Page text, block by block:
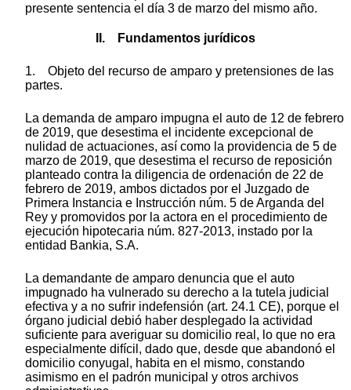
presente sentencia el día 3 de marzo del mismo año.
II. Fundamentos jurídicos
1. Objeto del recurso de amparo y pretensiones de las
partes.
La demanda de amparo impugna el auto de 12 de febrero
de 2019, que desestima el incidente excepcional de
nulidad de actuaciones, así como la providencia de 5 de
marzo de 2019, que desestima el recurso de reposición
planteado contra la diligencia de ordenación de 22 de
febrero de 2019, ambos dictados por el Juzgado de
Primera Instancia e Instrucción núm. 5 de Arganda del
Rey y promovidos por la actora en el procedimiento de
ejecución hipotecaria núm. 827-2013, instado por la
entidad Bankia, S.A.
La demandante de amparo denuncia que el auto
impugnado ha vulnerado su derecho a la tutela judicial
efectiva y a no sufrir indefensión (art. 24.1 CE), porque el
órgano judicial debió haber desplegado la actividad
suficiente para averiguar su domicilio real, lo que no era
especialmente difícil, dado que, desde que abandonó el
domicilio conyugal, habita en el mismo, constando
asimismo en el padrón municipal y otros archivos